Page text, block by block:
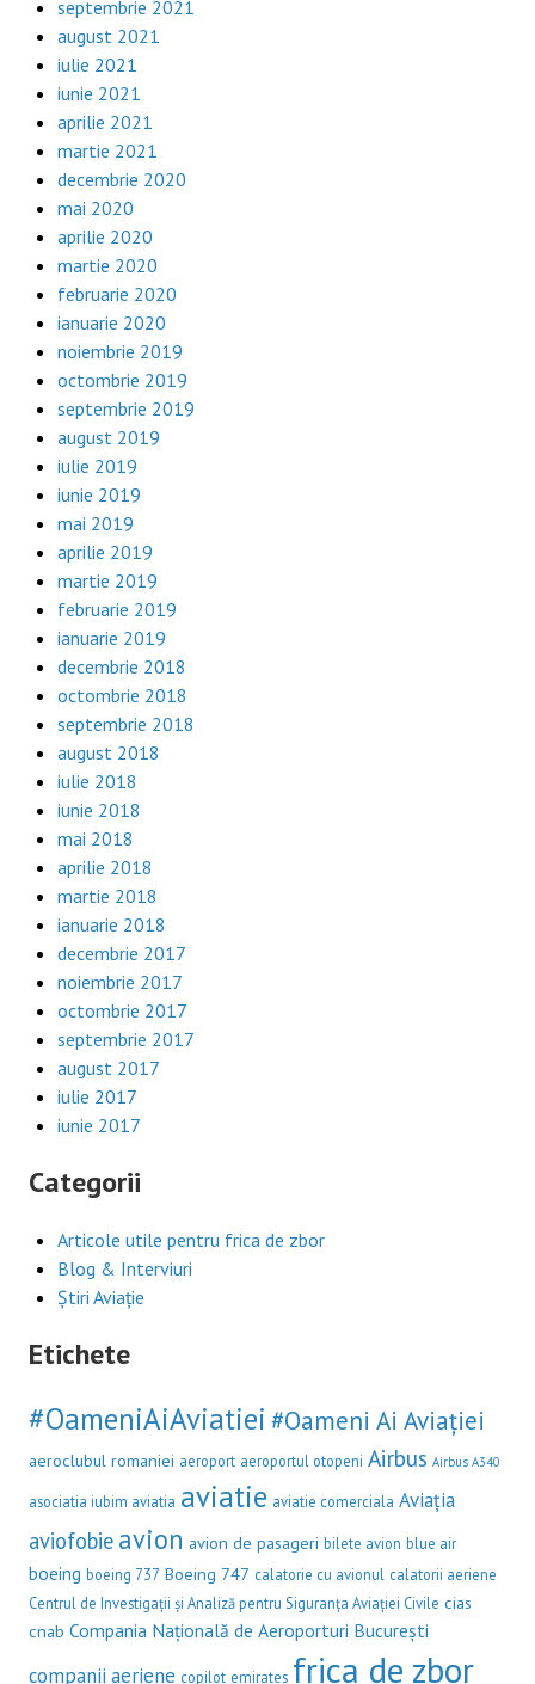
septembrie 2021
august 2021
iulie 2021
iunie 2021
aprilie 2021
martie 2021
decembrie 2020
mai 2020
aprilie 2020
martie 2020
februarie 2020
ianuarie 2020
noiembrie 2019
octombrie 2019
septembrie 2019
august 2019
iulie 2019
iunie 2019
mai 2019
aprilie 2019
martie 2019
februarie 2019
ianuarie 2019
decembrie 2018
octombrie 2018
septembrie 2018
august 2018
iulie 2018
iunie 2018
mai 2018
aprilie 2018
martie 2018
ianuarie 2018
decembrie 2017
noiembrie 2017
octombrie 2017
septembrie 2017
august 2017
iulie 2017
iunie 2017
Categorii
Articole utile pentru frica de zbor
Blog & Interviuri
Știri Aviație
Etichete
#OameniAiAviatiei #Oameni Ai Aviației
aeroclubul romaniei aeroport aeroportul otopeni Airbus Airbus A340
asociatia iubim aviatia aviatie aviatie comerciala Aviația
aviofobie avion avion de pasageri bilete avion blue air
boeing boeing 737 Boeing 747 calatorie cu avionul calatorii aeriene
Centrul de Investigații și Analiză pentru Siguranța Aviației Civile cias
cnab Compania Națională de Aeroporturi București
companii aeriene copilot emirates frica de zbor